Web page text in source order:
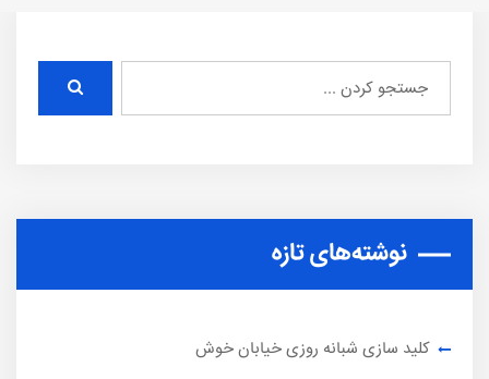
نوشته‌های تازه
کلید سازی شبانه روزی خیابان خوش